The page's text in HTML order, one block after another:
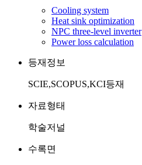
Cooling system
Heat sink optimization
NPC three-level inverter
Power loss calculation
등재정보
SCIE,SCOPUS,KCI등재
자료형태
학술저널
수록면